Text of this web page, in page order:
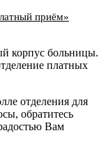
приём»
корпус больницы.
платных
отделения для
обратитесь
Вам